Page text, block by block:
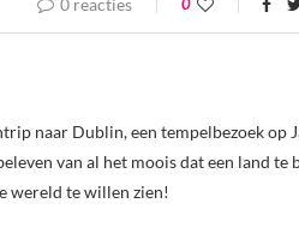
0 reacties 0
naar Dublin, een tempelbezoek
van al het moois dat een land
wereld te willen zien!